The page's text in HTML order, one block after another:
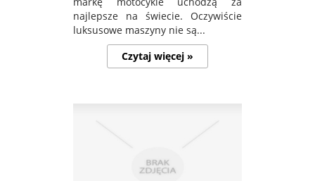
najlepsze na świecie. Oczywiście
luksusowe maszyny nie są...
Czytaj więcej »